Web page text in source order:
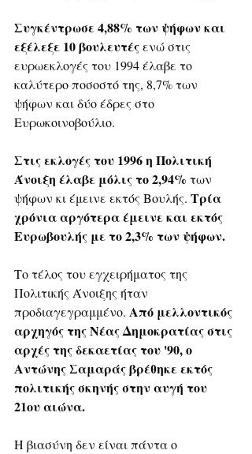
Συγκέντρωσε 4,88% των ψήφων και
εξέλεξε 10 βουλευτές ενώ στις
ευρωεκλογές του 1994 έλαβε το
καλύτερο ποσοστό της, 8,7% των
ψήφων και δύο έδρες στο
Ευρωκοινοβούλιο.
Στις εκλογές του 1996 η Πολιτική
Άνοιξη έλαβε μόλις το 2,94% των
ψήφων κι έμεινε εκτός Βουλής. Τρία
χρόνια αργότερα έμεινε και εκτός
Ευρωβουλής με το 2,3% των ψήφων.
Το τέλος του εγχειρήματος της
Πολιτικής Άνοιξης ήταν
προδιαγεγραμμένο. Από μελλοντικός
αρχηγός της Νέας Δημοκρατίας στις
αρχές της δεκαετίας του '90, ο
Αντώνης Σαμαράς βρέθηκε εκτός
πολιτικής σκηνής στην αυγή του
21ου αιώνα.
Η βιασύνη δεν είναι πάντα ο